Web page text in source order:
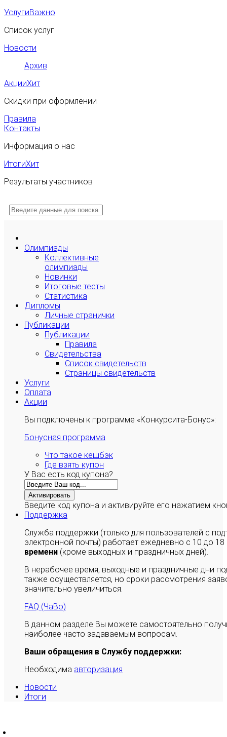
УслугиВажно
Список услуг
Новости
Архив
АкцииХит
Скидки при оформлении
Правила
Контакты
Информация о нас
ИтогиХит
Результаты участников
Олимпиады
Коллективные
олимпиады
Новинки
Итоговые тесты
Статистика
Дипломы
Личные странички
Публикации
Публикации
Правила
Свидетельства
Список свидетельств
Страницы свидетельств
Услуги
Оплата
Акции
Вы подключены к программе «Конкурсита-Бонус»:
Бонусная программа
Что такое кешбэк
Где взять купон
У Вас есть код купона?
Активировать
Введите код купона и активируйте его нажатием
Поддержка
Служба поддержки (только для пользователей с
электронной почты) работает ежедневно с 10 до
времени (кроме выходных и праздничных дней).
В нерабочее время, выходные и праздничные дни
также осуществляется, но сроки рассмотрения
значительно увеличиться.
FAQ (ЧаВо)
В данном разделе Вы можете самостоятельно
наиболее часто задаваемым вопросам.
Ваши обращения в Службу поддержки:
Необходима авторизация
Новости
Итоги